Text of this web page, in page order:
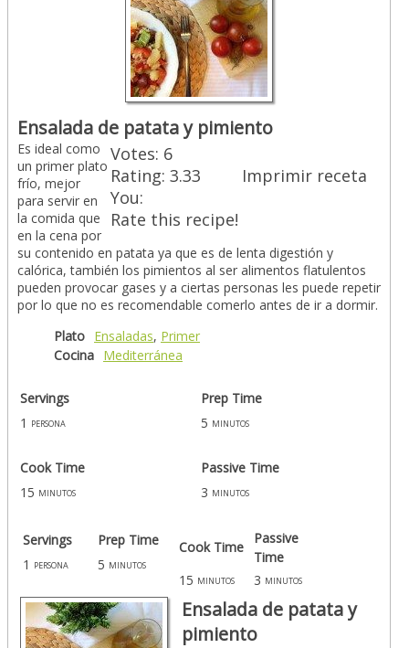
Ensalada de patata y pimiento
Votes: 6
Rating: 3.33
You:
Rate this recipe!
Imprimir receta
Es ideal como
un primer plato
frío, mejor
para servir en
la comida que
en la cena por
su contenido en patata ya que es de lenta digestión y
calórica, también los pimientos al ser alimentos flatulentos
pueden provocar gases y a ciertas personas les puede repetir
por lo que no es recomendable comerlo antes de ir a dormir.
Plato Ensaladas, Primer
Cocina Mediterránea
Servings
Prep Time
1 persona 5 minutos
Cook Time
Passive Time
15 minutos 3 minutos
Servings
Prep Time
1 persona 5 minutos
Cook Time
Passive
Time
15 minutos 3 minutos
Ensalada de patata y
pimiento